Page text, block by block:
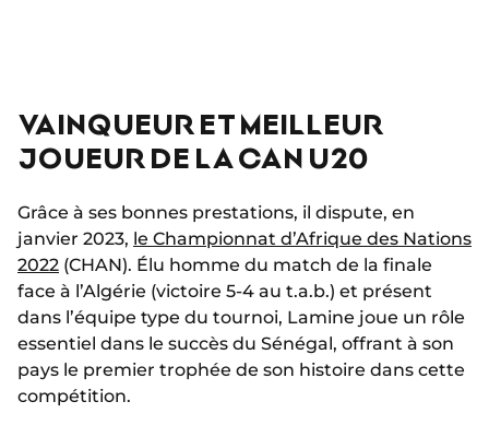
VAINQUEUR ET MEILLEUR
JOUEUR DE LA CAN U20
Grâce à ses bonnes prestations, il dispute, en
janvier 2023, le Championnat d’Afrique des Nations
2022 (CHAN). Élu homme du match de la finale
face à l’Algérie (victoire 5-4 au t.a.b.) et présent
dans l’équipe type du tournoi, Lamine joue un rôle
essentiel dans le succès du Sénégal, offrant à son
pays le premier trophée de son histoire dans cette
compétition.